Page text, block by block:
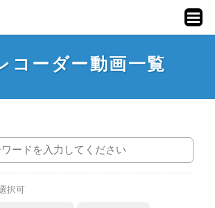
コーダー動画一覧
択可